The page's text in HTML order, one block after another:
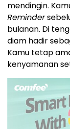
mendingin.
Reminder
bulanan. Di
diam hadir
Kamu tetap
kenyamanan